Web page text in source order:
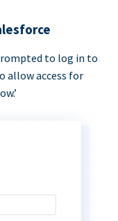
to log in to
allow access for